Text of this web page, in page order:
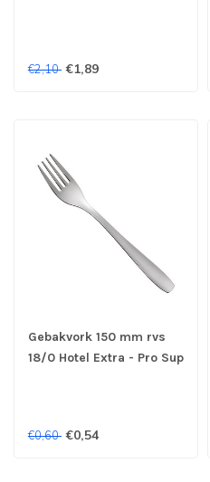
€2,10 €1,89
Gebakvork 150 mm rvs
18/0 Hotel Extra - Pro Sup
€0,60 €0,54